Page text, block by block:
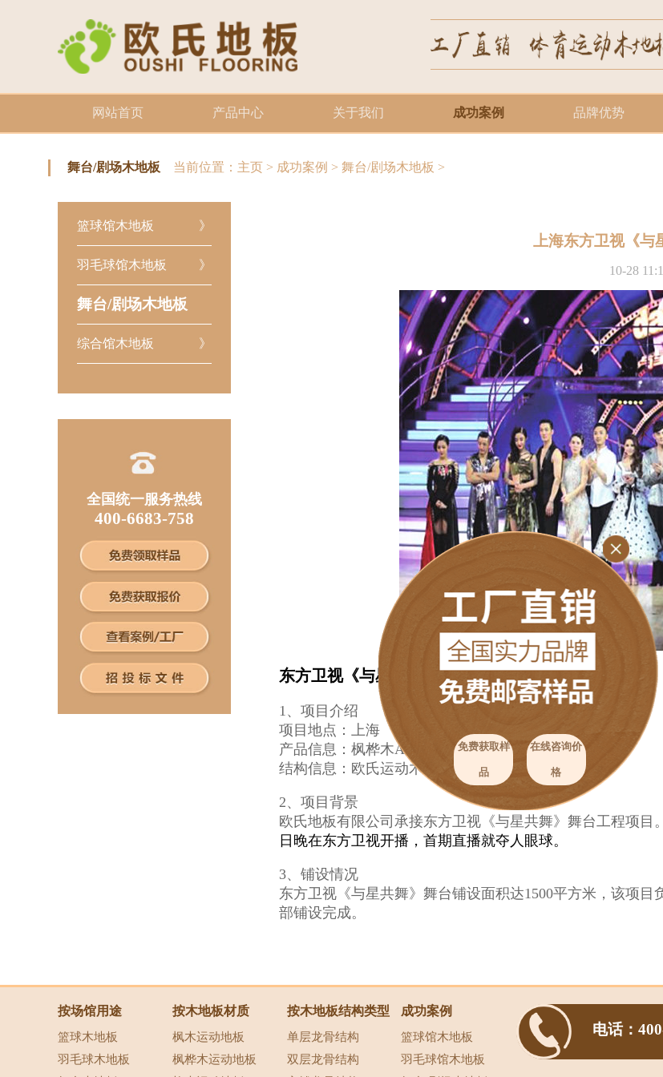
网站首页 产品中心 关于我们 成功案例 品牌优势
舞台/剧场木地板 当前位置： 主页> 成功案例 > 舞台/剧场木地板 >
篮球馆木地板 》
羽毛球馆木地板 》
舞台/剧场木地板
综合馆木地板 》
全国统一服务热线
400-6683-758
上海东方卫视《与
10-28
东方卫视《与星共舞》舞台
1、项目介绍
项目地点：上海
产品信息：枫桦木A级
结构信息：欧氏运动木地板结构系列——双层龙骨
2、项目背景
欧氏地板有限公司承接东方卫视《与星共舞》舞台工程项目
日晚在东方卫视开播，首期直播就夺人眼球。
3、铺设情况
东方卫视《与星共舞》舞台铺设面积达1500平方米，该项
部铺设完成。
按场馆用途
篮球木地板
羽毛球木地板
按木地板材质
枫木运动地板
枫桦木运动地板
按木地板结构类型
单层龙骨结构
双层龙骨结构
成功案例
篮球馆木地板
羽毛球馆木地板
电话：
免费获取样
品
在线咨询价
格